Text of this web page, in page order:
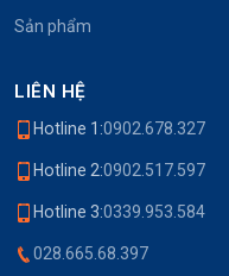
Sản phẩm
LIÊN HỆ
Hotline 1:0902.678.327
Hotline 2:0902.517.597
Hotline 3:0339.953.584
028.665.68.397